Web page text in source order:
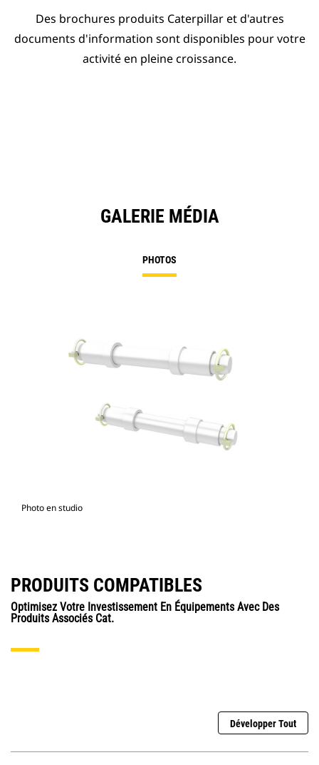
Des brochures produits Caterpillar et d'autres
documents d'information sont disponibles pour votre
activité en pleine croissance.
GALERIE MÉDIA
PHOTOS
Photo en studio
PRODUITS COMPATIBLES
Optimisez Votre Investissement En Équipements Avec Des
Produits Associés Cat.
Développer Tout